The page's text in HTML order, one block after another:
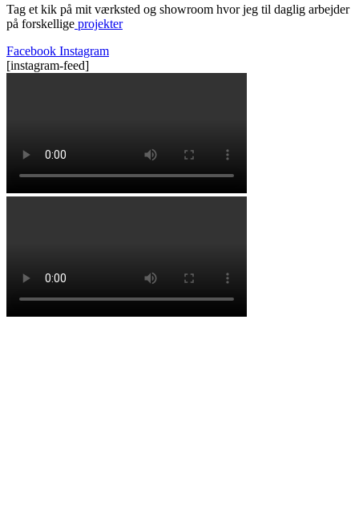
Tag et kik på mit værksted og showroom hvor jeg til daglig arbejder
på forskellige projekter
Facebook Instagram
[instagram-feed]